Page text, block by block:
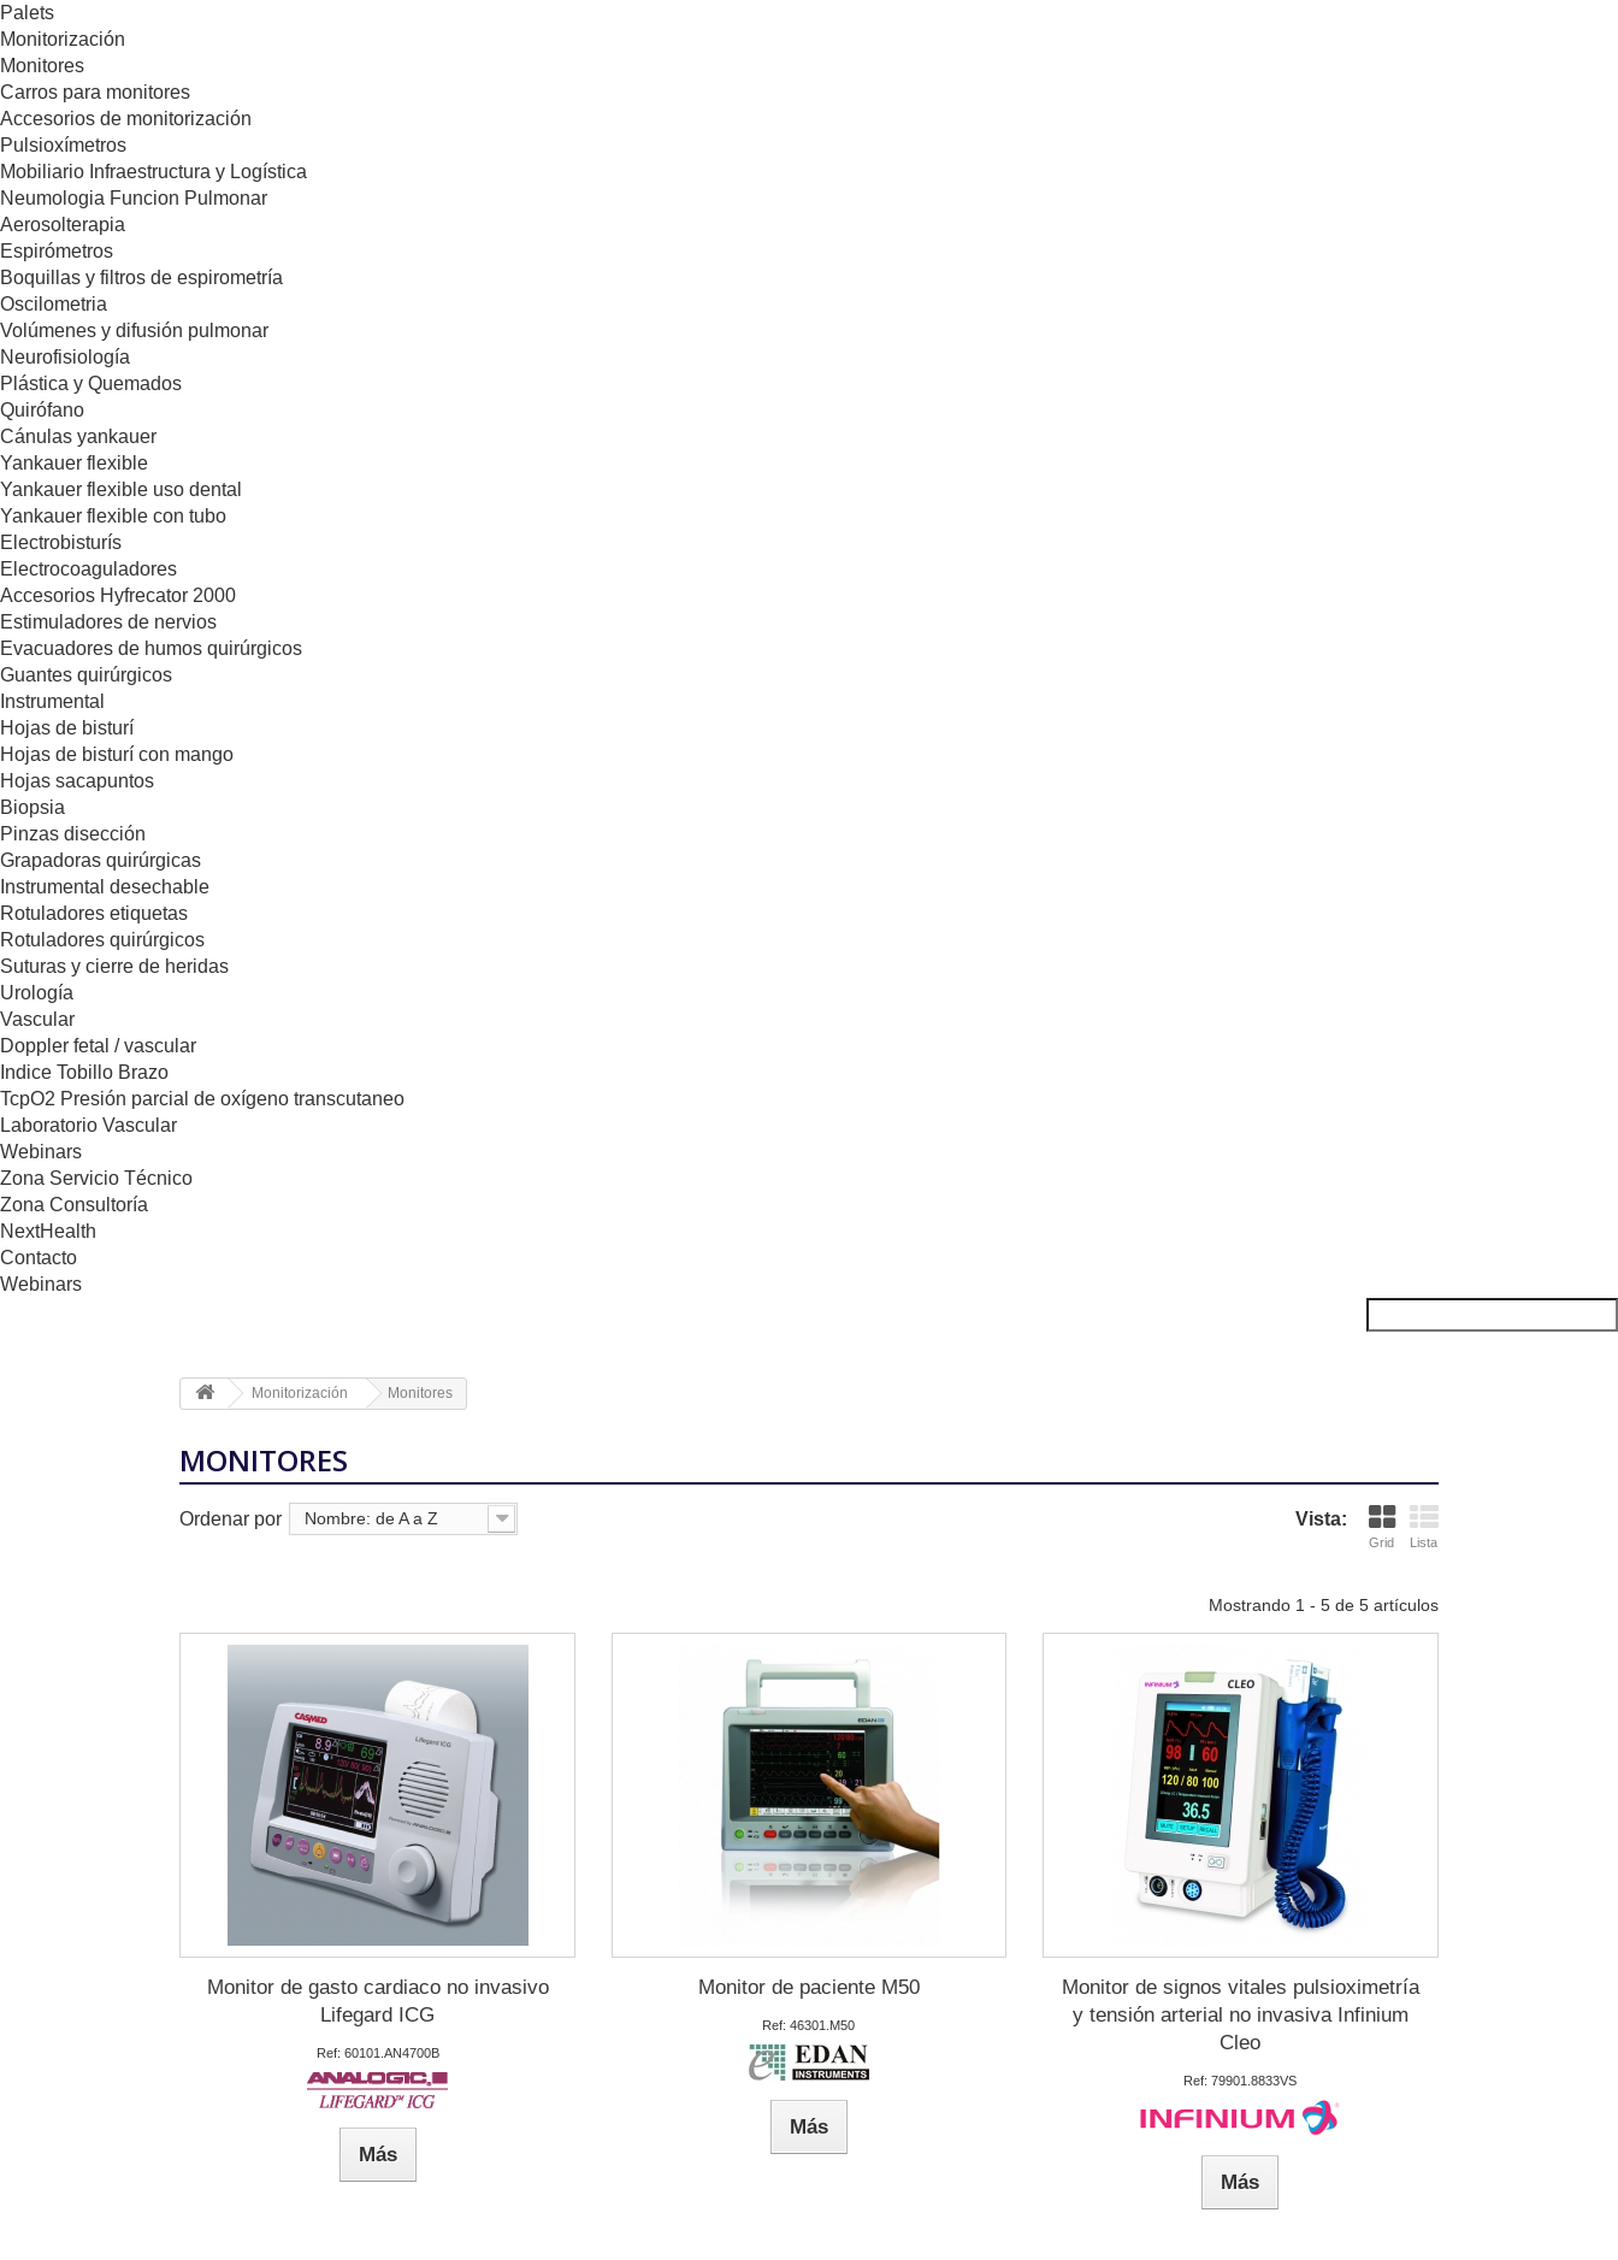
Palets
Monitorización
Monitores
Carros para monitores
Accesorios de monitorización
Pulsioxímetros
Mobiliario Infraestructura y Logística
Neumologia Funcion Pulmonar
Aerosolterapia
Espirómetros
Boquillas y filtros de espirometría
Oscilometria
Volúmenes y difusión pulmonar
Neurofisiología
Plástica y Quemados
Quirófano
Cánulas yankauer
Yankauer flexible
Yankauer flexible uso dental
Yankauer flexible con tubo
Electrobisturís
Electrocoaguladores
Accesorios Hyfrecator 2000
Estimuladores de nervios
Evacuadores de humos quirúrgicos
Guantes quirúrgicos
Instrumental
Hojas de bisturí
Hojas de bisturí con mango
Hojas sacapuntos
Biopsia
Pinzas disección
Grapadoras quirúrgicas
Instrumental desechable
Rotuladores etiquetas
Rotuladores quirúrgicos
Suturas y cierre de heridas
Urología
Vascular
Doppler fetal / vascular
Indice Tobillo Brazo
TcpO2 Presión parcial de oxígeno transcutaneo
Laboratorio Vascular
Webinars
Zona Servicio Técnico
Zona Consultoría
NextHealth
Contacto
Webinars
Monitorización Monitores
MONITORES
Vista:
Grid Lista
Ordenar por Nombre: de A a Z
Mostrando 1 - 5 de 5 artículos
Monitor de gasto cardiaco no invasivo
Lifegard ICG
Ref: 60101.AN4700B
Más
Monitor de paciente M50
Ref: 46301.M50
Más
Monitor de signos vitales pulsioximetría
y tensión arterial no invasiva Infinium
Cleo
Ref: 79901.8833VS
Más